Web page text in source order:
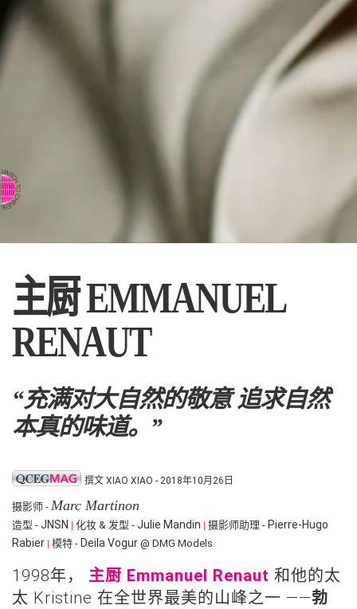
主厨 EMMANUEL
RENAUT
“充满对大自然的敬意 追求自然
本真的味道。”
撰文 XIAO XIAO - 2018年10月26日
摄影师 - Marc Martinon
造型 - JNSN | 化妆 & 发型 - Julie Mandin | 摄影师助理 - Pierre-Hugo
Rabier | 模特 - Deila Vogur @ DMG Models
1998年， 主厨 Emmanuel Renaut 和他的太
太 Kristine 在全世界最美的山峰之一 ——勃